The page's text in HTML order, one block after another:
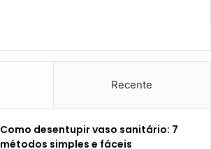
Recente
Como desentupir vaso sanitário: 7
métodos simples e fáceis